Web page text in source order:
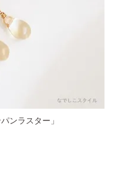
ンラスター」